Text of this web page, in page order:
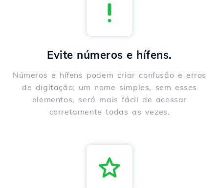
Evite números e hífens.
Números e hífens podem criar confusão e erros
de digitação; um nome simples, sem esses
elementos, será mais fácil de acessar
corretamente todas as vezes.